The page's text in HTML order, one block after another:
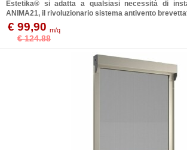
Estetika® si adatta a qualsiasi necessità di
ANIMA21, il rivoluzionario sistema antivento
€ 99,90 m/q
€ 124.88